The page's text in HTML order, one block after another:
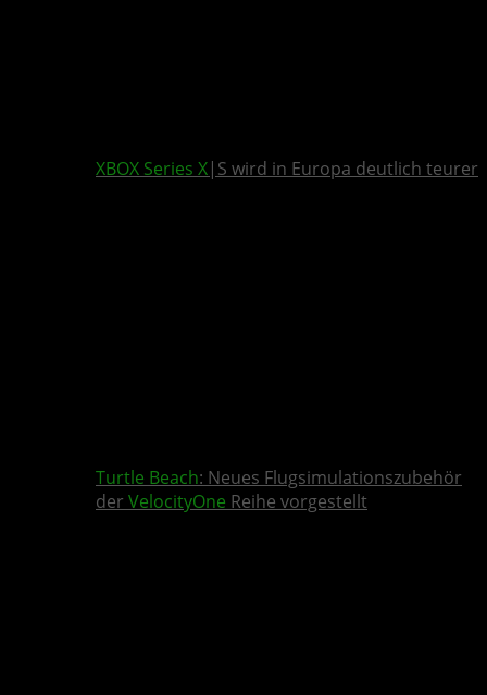
XBOX Series X|S wird in Europa deutlich teurer
Turtle Beach: Neues Flugsimulationszubehör
der VelocityOne Reihe vorgestellt